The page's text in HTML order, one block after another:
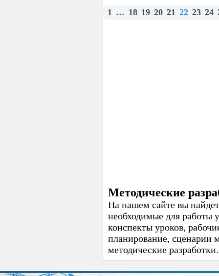
1 … 18 19 20 21 22 23 24
Методические
На нашем сайте вы
необходимые для работы
конспекты уроков,
планирование, сценарии
методические разработки.